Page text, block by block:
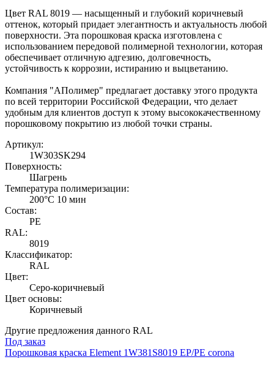
Цвет RAL 8019 — насыщенный и глубокий коричневый
оттенок, который придает элегантность и актуальность любой
поверхности. Эта порошковая краска изготовлена с
использованием передовой полимерной технологии, которая
обеспечивает отличную адгезию, долговечность,
устойчивость к коррозии, истиранию и выцветанию.
Компания "АПолимер" предлагает доставку этого продукта
по всей территории Российской Федерации, что делает
удобным для клиентов доступ к этому высококачественному
порошковому покрытию из любой точки страны.
Артикул:
1W303SK294
Поверхность:
Шагрень
Температура полимеризации:
200°C 10 мин
Состав:
PE
RAL:
8019
Классификатор:
RAL
Цвет:
Серо-коричневый
Цвет основы:
Коричневый
Другие предложения данного RAL
Под заказ
Порошковая краска Element 1W381S8019 EP/PE corona